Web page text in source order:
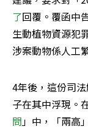
了回覆。覆函中
生動植物資源犯
涉案動物係人工
4年後，這份司
子在其中浮現。
問」中，「兩高